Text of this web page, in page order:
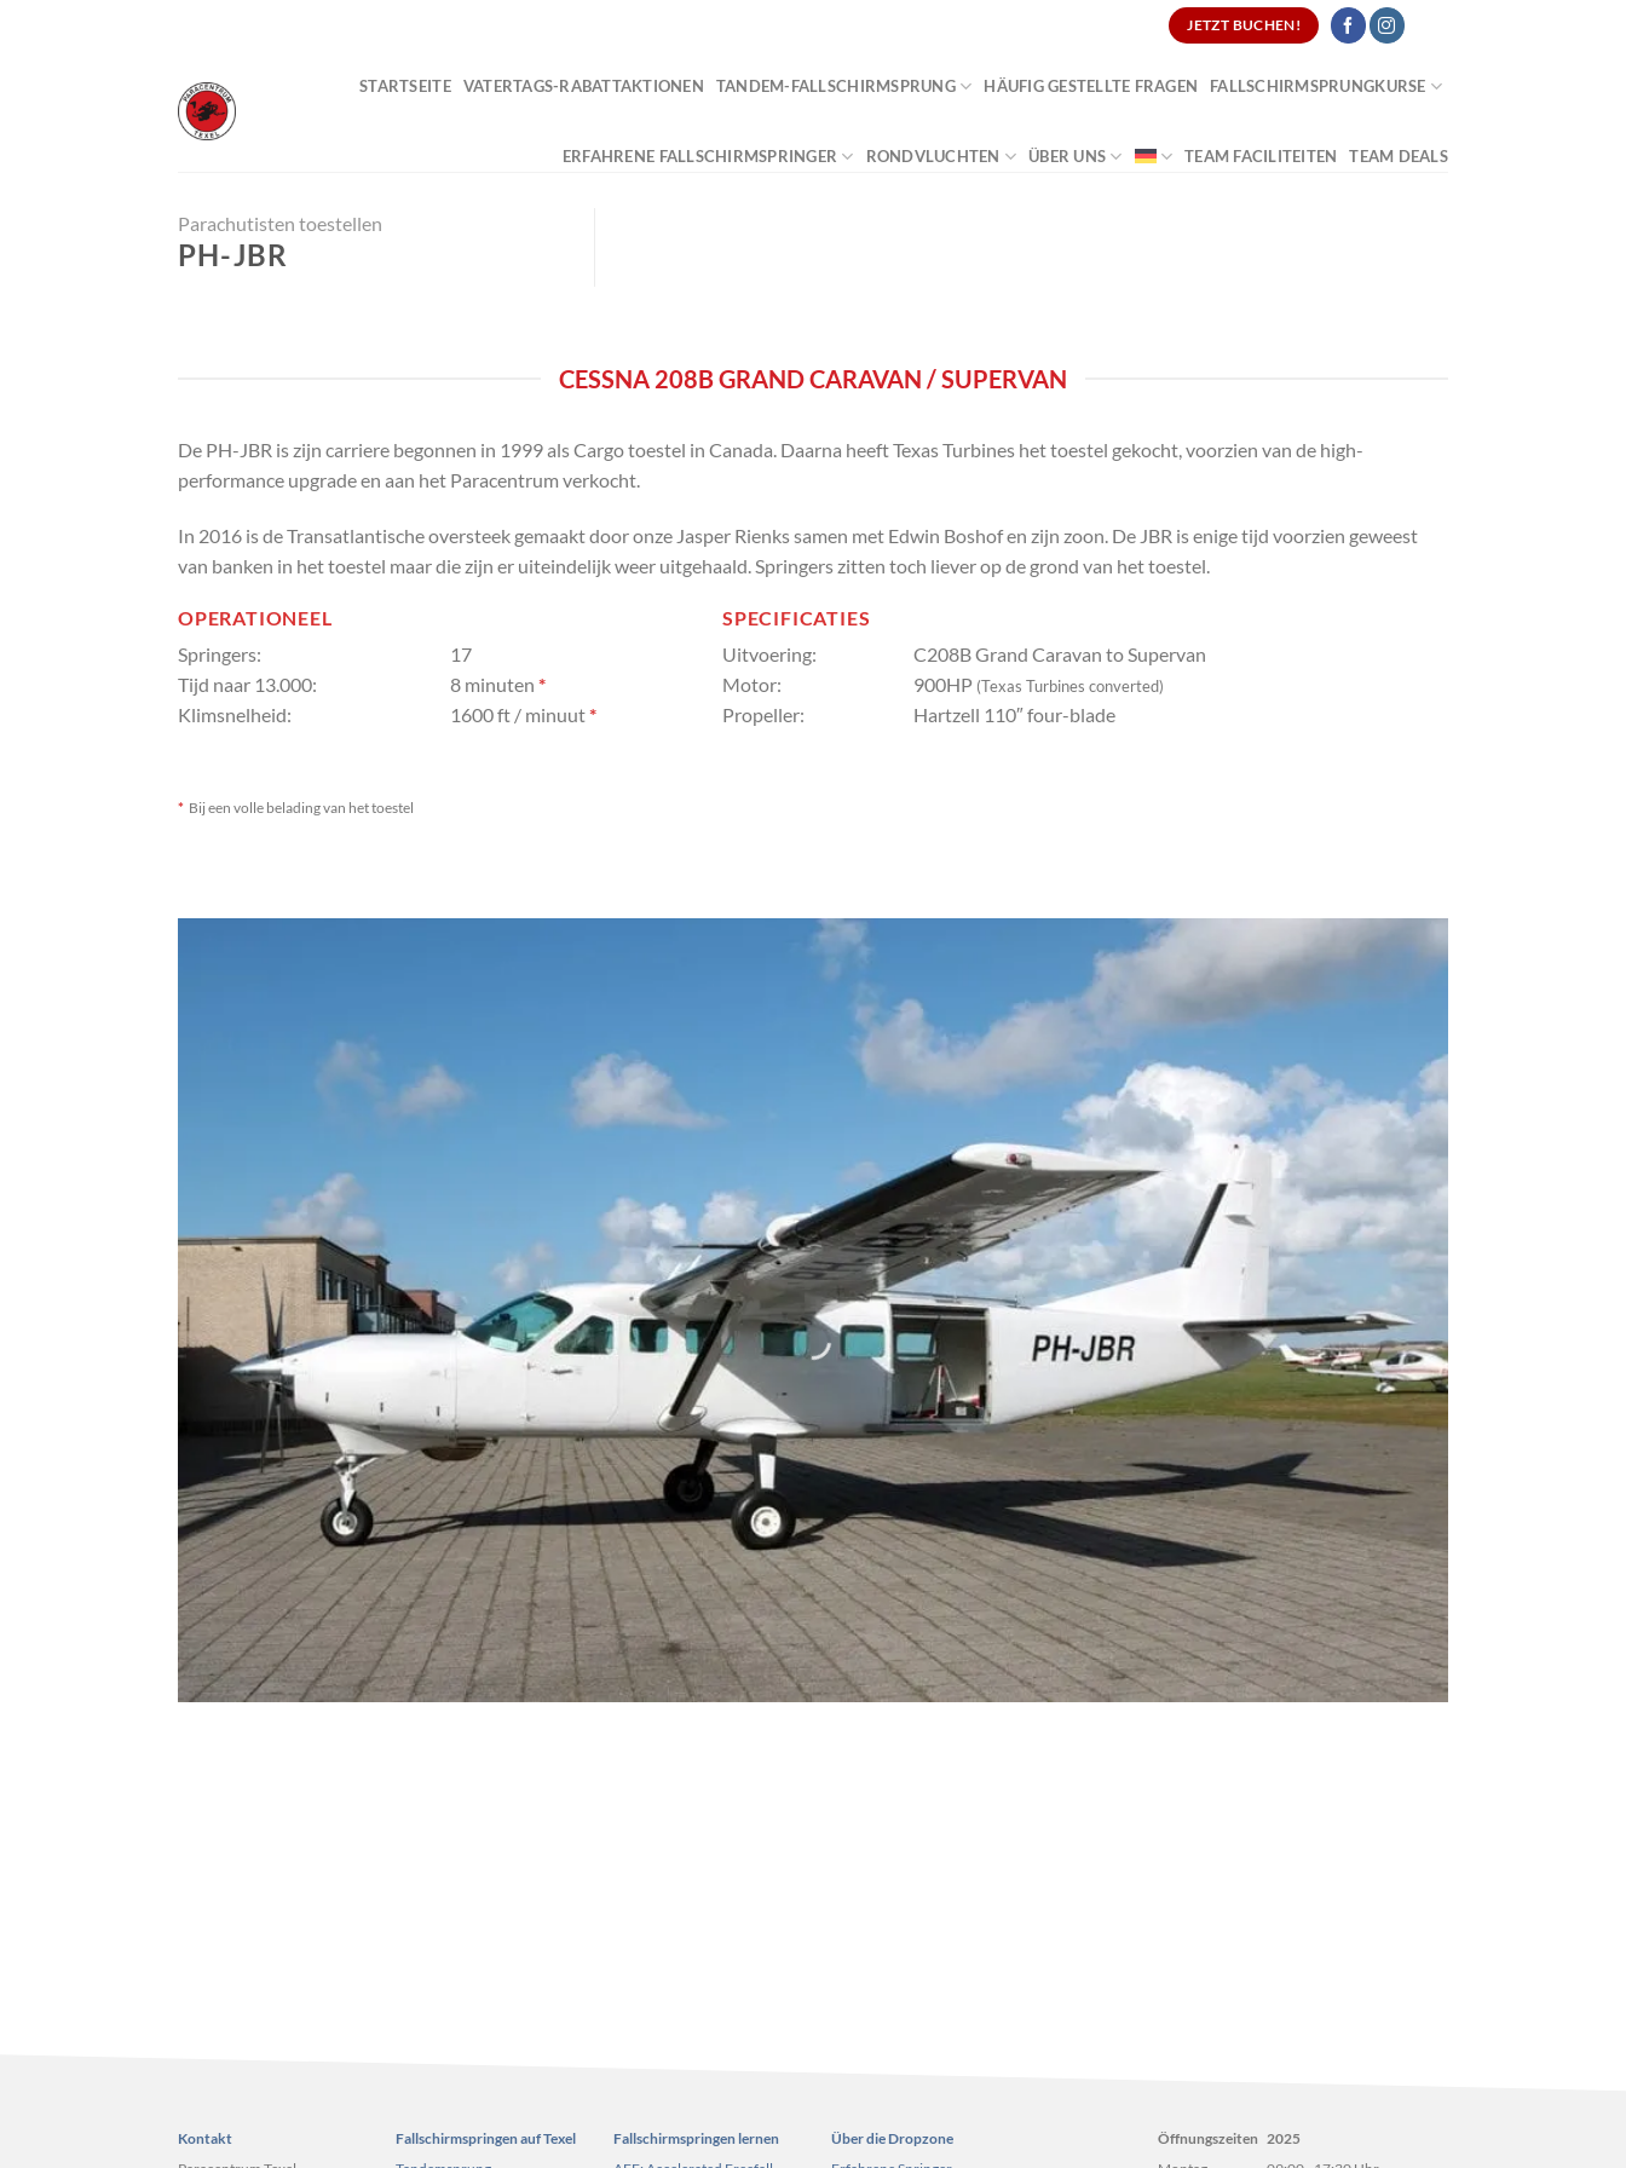
JETZT BUCHEN!
STARTSEITE VATERTAGS-RABATTAKTIONEN TANDEM-FALLSCHIRMSPRUNG HÄUFIG GESTELLTE FRAGEN FALLSCHIRMSPRUNGKURSE
ERFAHRENE FALLSCHIRMSPRINGER RONDVLUCHTEN ÜBER UNS TEAM FACILITEITEN TEAM DEALS
Parachutisten toestellen
PH-JBR
CESSNA 208B GRAND CARAVAN / SUPERVAN
De PH-JBR is zijn carriere begonnen in 1999 als Cargo toestel in Canada. Daarna heeft Texas Turbines het toestel gekocht, voorzien van de high-
performance upgrade en aan het Paracentrum verkocht.
In 2016 is de Transatlantische oversteek gemaakt door onze Jasper Rienks samen met Edwin Boshof en zijn zoon. De JBR is enige tijd voorzien geweest
van banken in het toestel maar die zijn er uiteindelijk weer uitgehaald. Springers zitten toch liever op de grond van het toestel.
OPERATIONEEL
Springers:
Tijd naar 13.000:
Klimsnelheid:
17
8 minuten *
1600 ft / minuut*
* Bij een volle belading van het toestel
SPECIFICATIES
Uitvoering:
Motor:
Propeller:
C208B Grand Caravan to Supervan
900HP (Texas Turbines converted)
Hartzell 110″ four-blade
Kontakt
Fallschirmspringen auf Texel
Fallschirmspringen lernen
Über die Dropzone
Öffnungszeiten 2025